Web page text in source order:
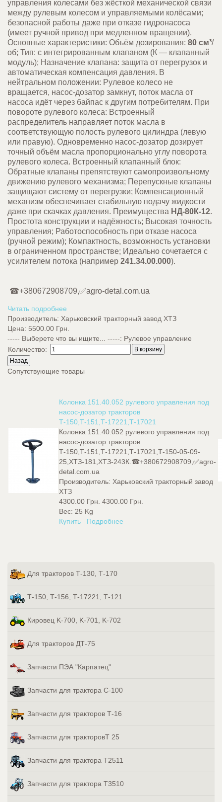
управления колесами без жёсткой механической связи
между рулевым колесом и управляемыми колёсами;
безопасной работы даже при отказе гидронасоса
(имеет ручной привод при медленном вращении).
Основные характеристики: Объём дозирования: 80 см³/
об; Тип: с интегрированным клапаном (К — клапанный
модуль); Назначение клапана: защита от перегрузок и
автоматическая компенсация давления. В
нейтральном положении: Рулевое колесо не
вращается, насос-дозатор замкнут, поток масла от
насоса идёт через байпас к другим потребителям. При
повороте рулевого колеса: Встроенный
распределитель направляет поток масла в
соответствующую полость рулевого цилиндра (левую
или правую). Одновременно насос-дозатор дозирует
точный объём масла пропорционально углу поворота
рулевого колеса. Встроенный клапанный блок:
Обратные клапаны препятствуют самопроизвольному
движению рулевого механизма; Перепускные клапаны
защищают систему от перегрузки; Компенсационный
механизм обеспечивает стабильную подачу жидкости
даже при скачках давления. Преимущества НД-80К-12.
Простота конструкции и надёжность; Высокая точность
управления; Работоспособность при отказе насоса
(ручной режим); Компактность, возможность установки
в ограниченном пространстве; Идеально сочетается с
усилителем потока (например 241.34.00.000).
☎+380672908709,✅agro-detal.com.ua
Читать подробнее
Производитель: Харьковский тракторный завод ХТЗ
Цена: 5500.00 Грн.
----- Выберете что вы ищите... -----: Рулевое управление
Количество:
Сопутствующие товары
Колонка 151.40.052 рулевого управления под
насос-дозатор тракторов
Т-150,Т-151,Т-17221,Т-17021
Колонка 151.40.052 рулевого управления под
насос-дозатор тракторов
Т-150,Т-151,Т-17221,Т-17021,Т-150-05-09-
25,ХТЗ-181,ХТЗ-243К.☎+380672908709,✅agro-
detal.com.ua
Производитель: Харьковский тракторный завод
ХТЗ
4300.00 Грн. 4300.00 Грн.
Вес: 25 Kg
Купить
Подробнее
Для тракторов Т-130, Т-170
Т-150, Т-156, Т-17221, Т-121
Кировец K-700, K-701, K-702
Для тракторов ДТ-75
Запчасти ПЭА "Карпатец"
Запчасти для трактора С-100
Запчасти для тракторов Т-16
Запчасти для тракторовТ 25
Запчасти для трактора Т2511
Запчасти для трактора Т3510